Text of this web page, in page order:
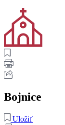
Bojnice
Uložiť